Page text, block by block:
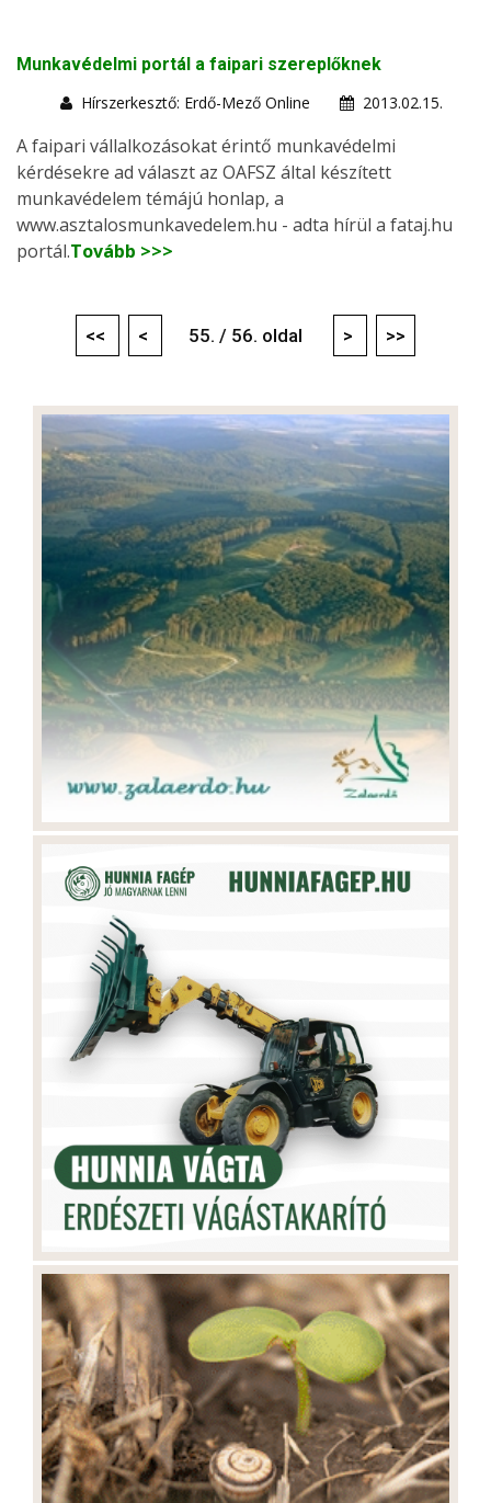
Munkavédelmi portál a faipari szereplőknek
Hírszerkesztő: Erdő-Mező Online
2013.02.15.
A faipari vállalkozásokat érintő munkavédelmi
kérdésekre ad választ az OAFSZ által készített
munkavédelem témájú honlap, a
www.asztalosmunkavedelem.hu - adta hírül a fataj.hu
portál.Tovább >>>
<< < 55. / 56. oldal > >>